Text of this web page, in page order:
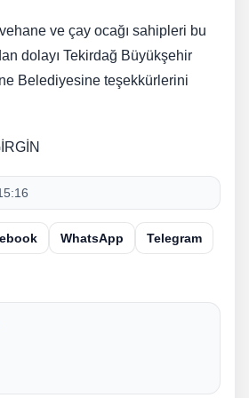
ve çay ocağı sahipleri bu
dolayı Tekirdağ Büyükşehir
Belediyesine teşekkürlerini
WhatsApp Telegram